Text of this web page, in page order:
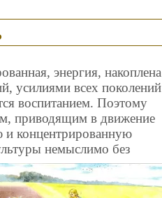
энергия, накоплена
усилиями всех поколений
воспитанием. Поэтому
приводящим в движение
и концентрированную
немыслимо без